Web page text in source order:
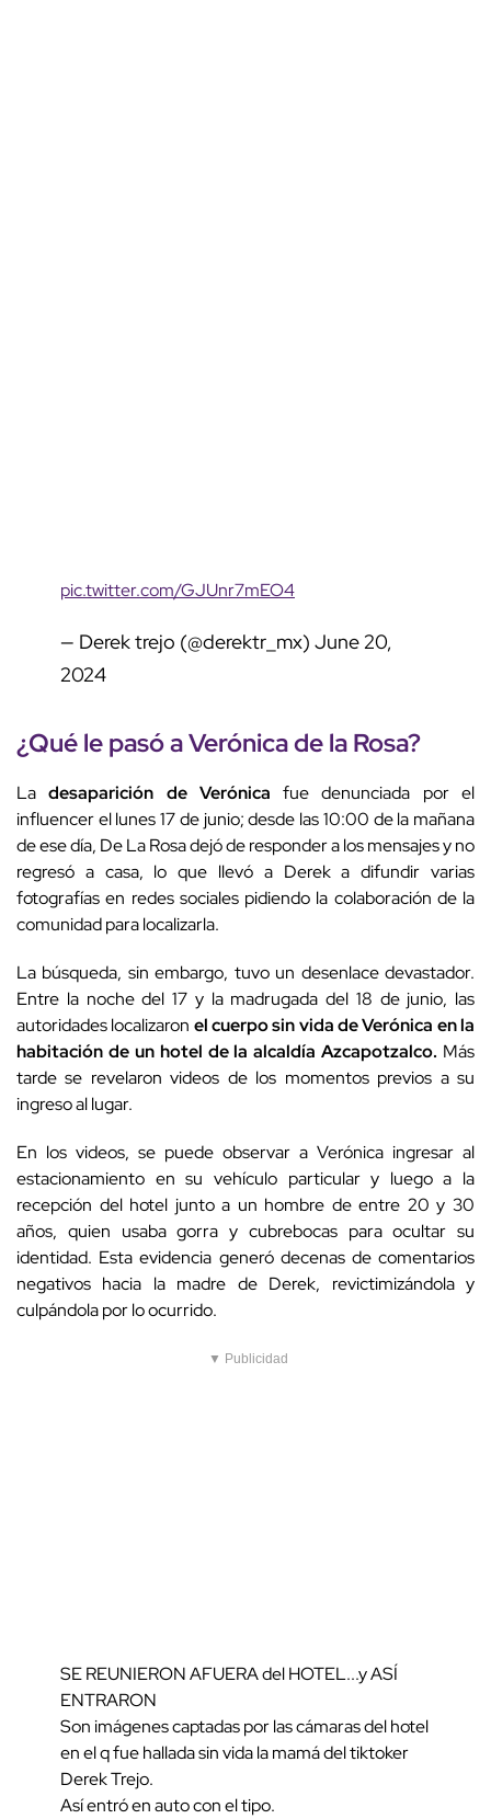
pic.twitter.com/GJUnr7mEO4
— Derek trejo (@derektr_mx) June 20,
2024
¿Qué le pasó a Verónica de la Rosa?
Ladesaparición de Verónica fue denunciada por el
influencer el lunes 17 de junio; desde las 10:00 de la mañana
de ese día, De La Rosa dejó de responder a los mensajes y no
regresó a casa, lo que llevó a Derek a difundir varias
fotografías en redes sociales pidiendo la colaboración de la
comunidad para localizarla.
La búsqueda, sin embargo, tuvo un desenlace devastador.
Entre la noche del 17 y la madrugada del 18 de junio, las
autoridades localizaron el cuerpo sin vida de Verónica en la
habitación de un hotel de la alcaldía Azcapotzalco. Más
tarde se revelaron videos de los momentos previos a su
ingreso al lugar.
En los videos, se puede observar a Verónica ingresar al
estacionamiento en su vehículo particular y luego a la
recepción del hotel junto a un hombre de entre 20 y 30
años, quien usaba gorra y cubrebocas para ocultar su
identidad. Esta evidencia generó decenas de comentarios
negativos hacia la madre de Derek, revictimizándola y
culpándola por lo ocurrido.
▼ Publicidad
SE REUNIERON AFUERA del HOTEL...y ASÍ
ENTRARON
Son imágenes captadas por las cámaras del hotel
en el q fue hallada sin vida la mamá del tiktoker
Derek Trejo.
Así entró en auto con el tipo.